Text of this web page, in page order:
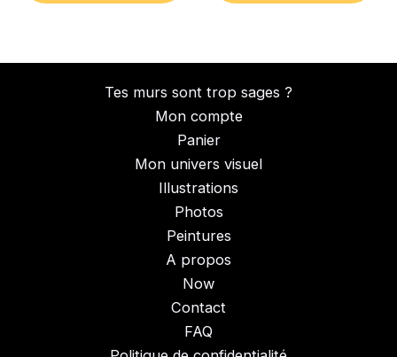
Tes murs sont trop sages ?
Mon compte
Panier
Mon univers visuel
Illustrations
Photos
Peintures
A propos
Now
Contact
FAQ